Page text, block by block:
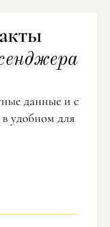
данные и с
удобном для